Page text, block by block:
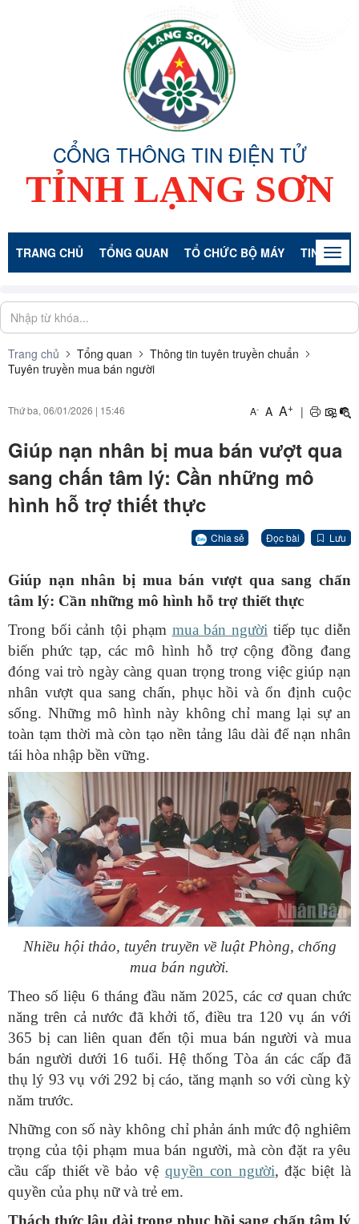
CỔNG THÔNG TIN ĐIỆN TỬ
TỈNH LẠNG SƠN
TRANG CHỦ TỔNG QUAN TỔ CHỨC BỘ MÁY TIN TỨC -
Trang chủ Tổng quan
Thông tin tuyên truyền chuẩn
Tuyên truyền mua bán người
Thứ ba, 06/01/2026 | 15:46 A- A A+ |
Giúp nạn nhân bị mua bán vượt qua
sang chấn tâm lý: Cần những mô
hình hỗ trợ thiết thực
Chia sẻ Đọc bài Lưu
Giúp nạn nhân bị mua bán vượt qua sang chấn
tâm lý: Cần những mô hình hỗ trợ thiết thực
Trong bối cảnh tội phạm mua bán ngườitiếp tục diễn
biến phức tạp, các mô hình hỗ trợ cộng đồng đang
đóng vai trò ngày càng quan trọng trong việc giúp nạn
nhân vượt qua sang chấn, phục hồi và ổn định cuộc
sống. Những mô hình này không chỉ mang lại sự an
toàn tạm thời mà còn tạo nền tảng lâu dài để nạn nhân
tái hòa nhập bền vững.
Nhiều hội thảo, tuyên truyền về luật Phòng, chống
mua bán người.
Theo số liệu 6 tháng đầu năm 2025, các cơ quan chức
năng trên cả nước đã khởi tố, điều tra 120 vụ án với
365 bị can liên quan đến tội mua bán người và mua
bán người dưới 16 tuổi. Hệ thống Tòa án các cấp đã
thụ lý 93 vụ với 292 bị cáo, tăng mạnh so với cùng kỳ
năm trước.
Những con số này không chỉ phản ánh mức độ nghiêm
trọng của tội phạm mua bán người, mà còn đặt ra yêu
cầu cấp thiết về bảo vệ quyền con người, đặc biệt là
quyền của phụ nữ và trẻ em.